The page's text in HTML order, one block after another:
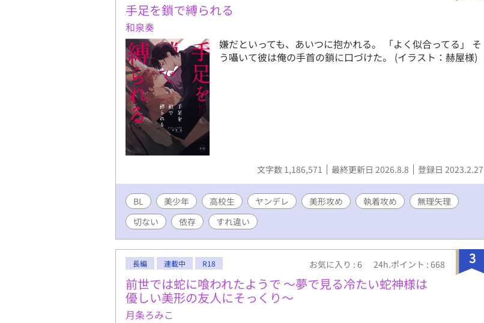
手足を鎖で縛られる
和泉奏
嫌だといっても、あいつに抱かれる。 「よく似合ってる」 そ
う囁いて彼は俺の手首の鎖に口づけた。 (イラスト：赫屋様)
文字数 1,186,571 最終更新日 2026.8.8 登録日 2023.2.27
BL 美少年 高校生 ヤンデレ 美形攻め 執着攻め
無理矢理
切ない
依存 すれ違い
3
長編 連載中 R18 お気に入り : 6 24h.ポイント : 668
前世では蛇に喰われたようで ～夢で見る冷たい蛇神様は
優しい美形の友人にそっくり～
月条ろみこ